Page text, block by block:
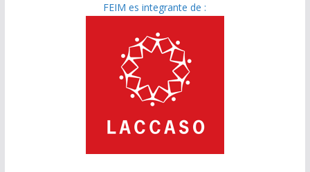
FEIM es integrante de :